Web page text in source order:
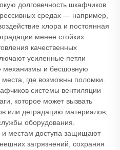
долговечность шкафчиков
средах — например,
хлора и постоянная
менее стойких
качественных
усиленные петли
механизмы и бесшовную
где возможны поломки.
системы вентиляции
которое может вызвать
или деградацию материалов,
оборудования.
и местам доступа защищают
загрязнений, сохраняя